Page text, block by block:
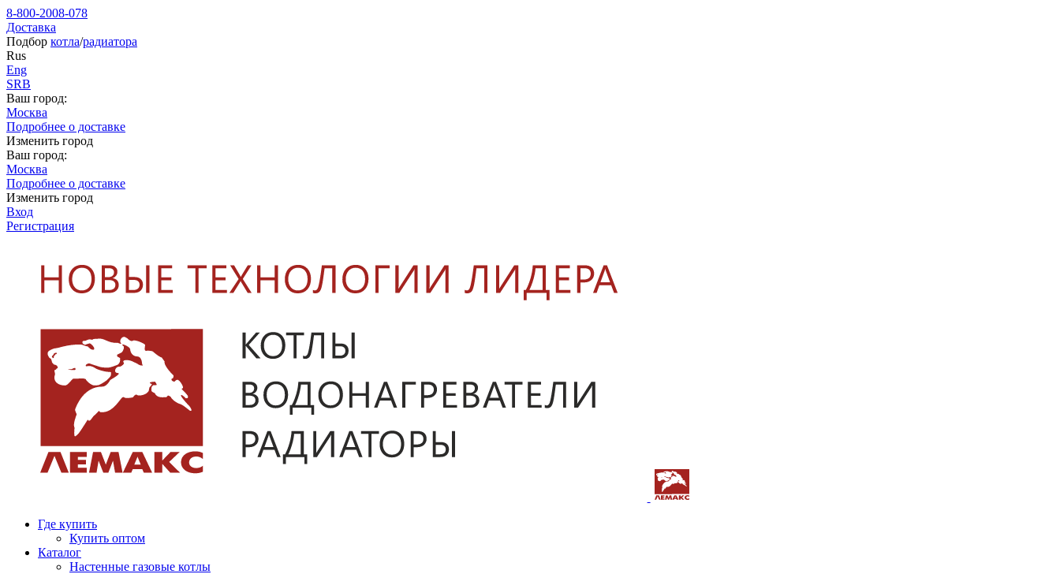
8-800-2008-078
Доставка
Подбор котла/радиатора
Rus
Eng
SRB
Ваш город:
Москва
Подробнее о доставке
Изменить город
Ваш город:
Москва
Подробнее о доставке
Изменить город
Вход
Регистрация
Где купить
Купить оптом
Каталог
Настенные газовые котлы